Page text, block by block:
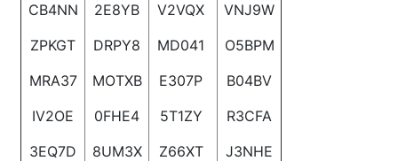
CB4NN
ZPKGT
MRA37
IV2OE
3EQ7D
2E8YB
DRPY8
MOTXB
0FHE4
8UM3X
V2VQX
MD041
E307P
5T1ZY
Z66XT
VNJ9W
O5BPM
B04BV
R3CFA
J3NHE